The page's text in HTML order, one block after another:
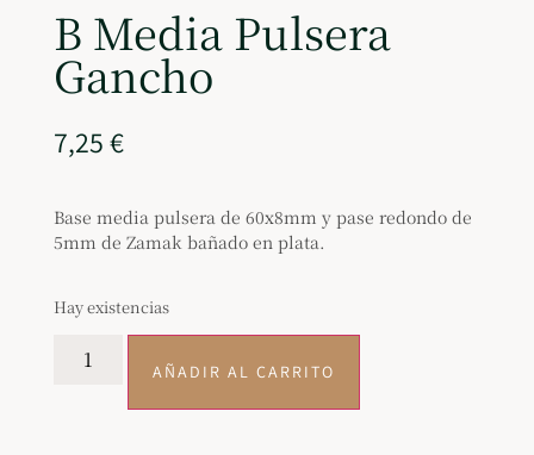
B Media Pulsera
Gancho
7,25€
Base media pulsera de 60x8mm y pase redondo de
5mm de Zamak bañado en plata.
Hay existencias
AÑADIR AL CARRITO